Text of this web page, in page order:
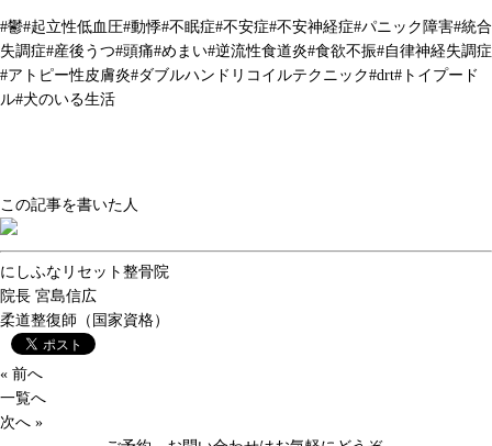
#鬱#起立性低血圧#動悸#不眠症#不安症#不安神経症#パニック障害#統合
失調症#産後うつ#頭痛#めまい#逆流性食道炎#食欲不振#自律神経失調症
#アトピー性皮膚炎#ダブルハンドリコイルテクニック#drt# トイプード
ル#犬のいる生活
この記事を書いた人
にしふなリセット整骨院
院長 宮島信広
柔道整復師（国家資格）
« 前へ
一覧へ
次へ »